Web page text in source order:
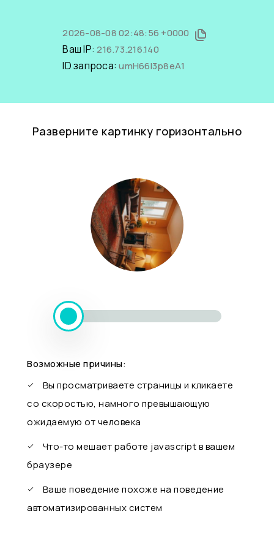
2026-08-08 02:48:56 +0000
Ваш IP:216.73.216.140
ID запроса:umH66l3p8eA1
Разверните картинку горизонтально
Возможные причины:
Вы просматриваете страницы и кликаете
со скоростью, намного превышающую
ожидаемую от человека
Что-то мешает работе javascript в вашем
браузере
Ваше поведение похоже на поведение
автоматизированных систем